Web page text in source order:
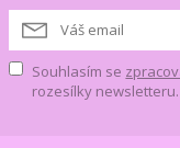
Souhlasím se
rozesílky newsletteru.